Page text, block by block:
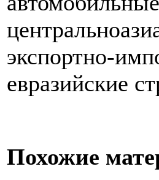
экспортно-
евразийские
Похожие